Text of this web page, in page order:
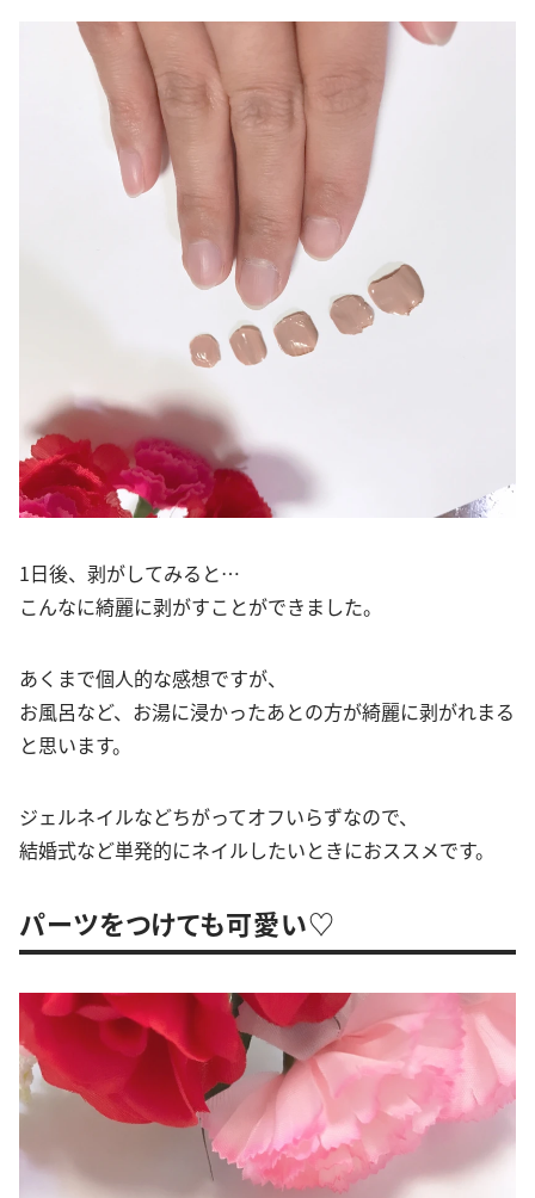
1日後、剥がしてみると…
こんなに綺麗に剥がすことができました。
あくまで個人的な感想ですが、
お風呂など、お湯に浸かったあとの方が綺麗に剥がれまる
と思います。
ジェルネイルなどちがってオフいらずなので、
結婚式など単発的にネイルしたいときにおススメです。
パーツをつけても可愛い♡